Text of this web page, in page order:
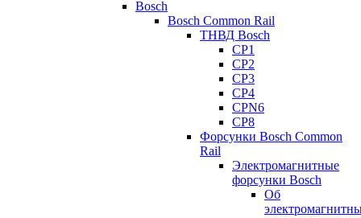
Bosch
Bosch Common Rail
ТНВД Bosch
CP1
CP2
CP3
CP4
CPN6
CP8
Форсунки Bosch Common
Rail
Электромагнитные
форсунки Bosch
Об